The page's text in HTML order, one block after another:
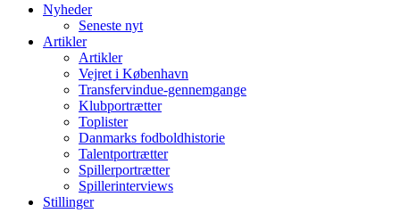
Nyheder
Seneste nyt
Artikler
Artikler
Vejret i København
Transfervindue-gennemgange
Klubportrætter
Toplister
Danmarks fodboldhistorie
Talentportrætter
Spillerportrætter
Spillerinterviews
Stillinger